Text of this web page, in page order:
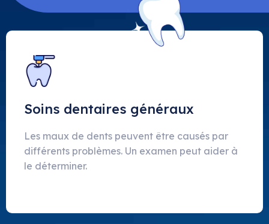
Soins dentaires généraux
Les maux de dents peuvent être causés par
différents problèmes. Un examen peut aider à
le déterminer.